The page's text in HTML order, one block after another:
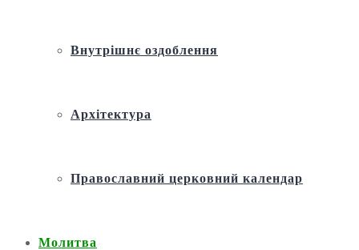
Внутрішнє оздоблення
Архітектура
Православний церковний календар
Молитва